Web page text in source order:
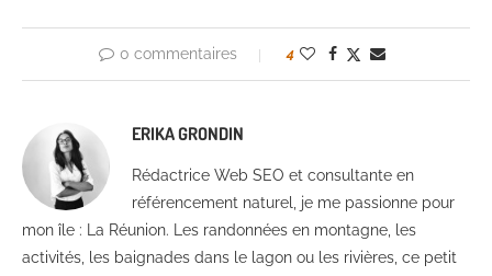
0 commentaires 4
ERIKA GRONDIN
Rédactrice Web SEO et consultante en
référencement naturel, je me passionne pour
mon île : La Réunion. Les randonnées en montagne, les
activités, les baignades dans le lagon ou les rivières, ce petit